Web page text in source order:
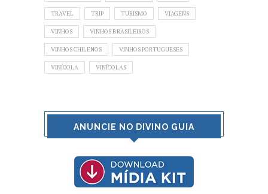
TRAVEL TRIP TURISMO VIAGENS
VINHOS VINHOS BRASILEIROS
VINHOS CHILENOS VINHOS PORTUGUESES
VINÍCOLA VINÍCOLAS
ANUNCIE NO DIVINO GUIA